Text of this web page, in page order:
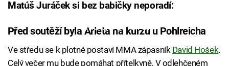
Matúš Juráček si bez babičky neporadí:
Failed to fetch
Před soutěží byla Arleta na kurzu u Pohlreicha
Ve středu se k plotně postaví MMA zápasník David Hošek.
Celý večer mu bude pomáhat přítelkyně. V odlehčeném